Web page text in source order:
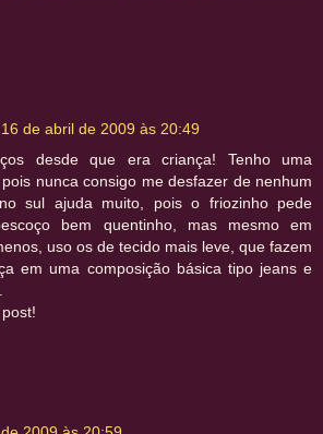
16 de abril de 2009 às 20:49
desde que era criança! Tenho uma
nunca consigo me desfazer de nenhum
sul ajuda muito, pois o friozinho pede
bem quentinho, mas mesmo em
uso os de tecido mais leve, que fazem
em uma composição básica tipo jeans e